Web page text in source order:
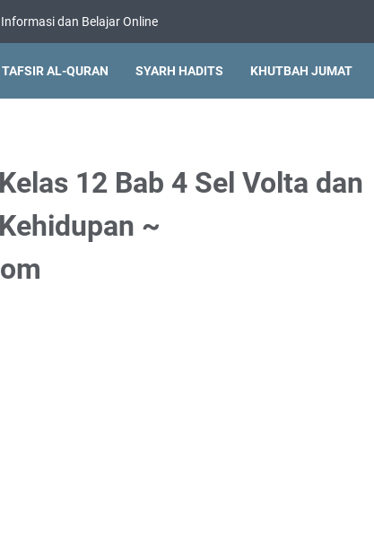
dan Belajar Online
TAFSIR AL-QURAN SYARH HADITS KHUTBAH JUMAT
12 Bab 4 Sel Volta dan
~